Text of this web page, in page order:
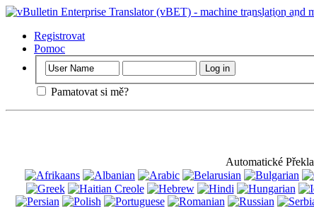
Důležitý:
Registrovat
Pomoc
Pamatovat si mě?
Automatické